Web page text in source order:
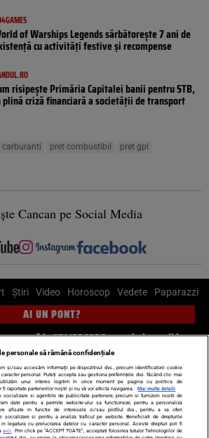
of Warships Legends sărbătorește 7 ani de
cu activități festive și recompense
risipește Primăria Capitalei banii pentru STB,
criză financiară a societății de transport
carburanti pret combustibil
pret gpl
Cancan pe Social Media
Știri Video Horoscop Vedete Paparazzi
AI UN PONT?
, sună la 0741226226 sau trimite mail la
pont@cancan.ro
Știri externe
Politică
Insula Iubirii Dictionar de vise
LIFE STYLE
Horoscop
personale să rămână confidențiale
și/sau accesăm informații pe dispozitivul dvs., precum identificatorii cookie
personal. Puteți accepta sau gestiona preferințele dvs. făcând clic mai
unui interes legitim în orice moment pe pagina cu politica de
raportate partenerilor noștri și nu vă vor afecta navigarea.
Mai multe detalii
socializare si agentiile de publicitate partenere, precum si furnizorii nostri de
date pentru a permite website-ului sa functioneze, pentru a personaliza
afisate in functie de interesele si/sau profilul dvs., pentru a va oferi
socializare si pentru a analiza traficul pe website. Beneficiati de drepturile
in legatura cu prelucrarea datelor cu caracter personal. Aceste drepturi pot fi
aici . Prin click pe “ACCEPT TOATE”, acceptati folosirea tuturor Tehnologiilor de